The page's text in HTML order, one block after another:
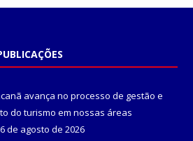
avança no processo de gestão e
do turismo em nossas áreas
6 de agosto de 2026